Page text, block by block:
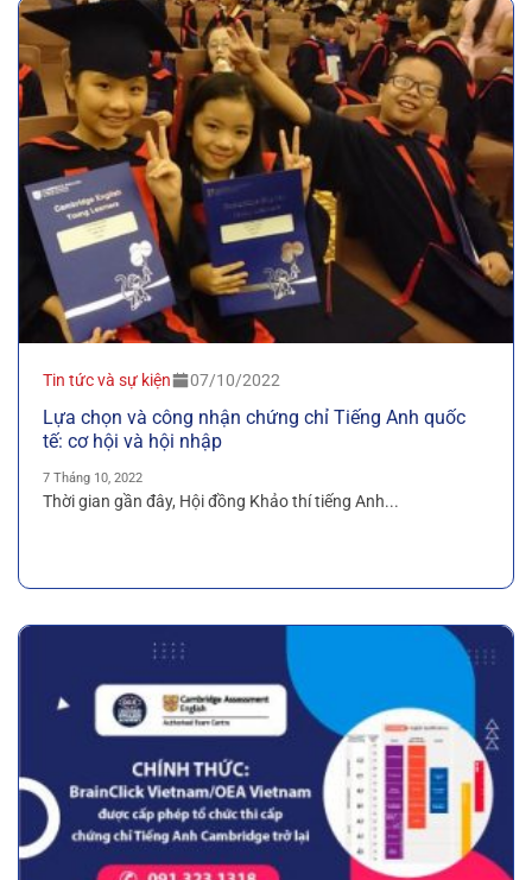
Tin tức và sự kiện 07/10/2022
Lựa chọn và công nhận chứng chỉ Tiếng Anh quốc
tế: cơ hội và hội nhập
7 Tháng 10, 2022
Thời gian gần đây, Hội đồng Khảo thí tiếng Anh...